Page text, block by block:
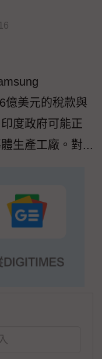
億美元的稅款與
度政府可能正
生產工廠。對...